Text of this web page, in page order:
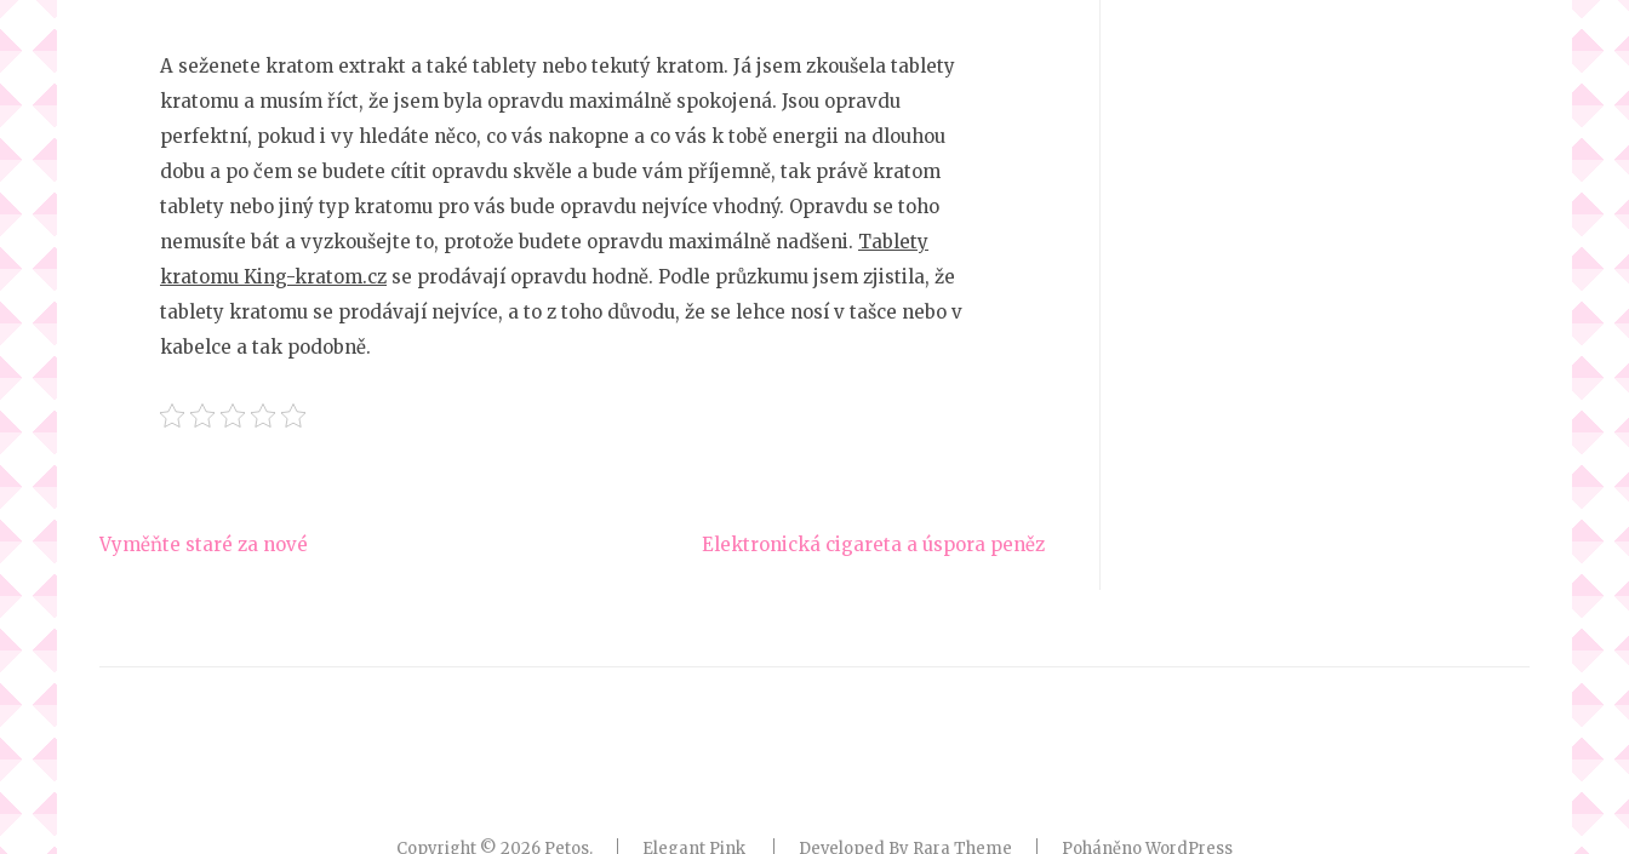
A seženete kratom extrakt a také tablety nebo tekutý kratom. Já jsem zkoušela tablety
kratomu a musím říct, že jsem byla opravdu maximálně spokojená. Jsou opravdu
perfektní, pokud i vy hledáte něco, co vás nakopne a co vás k tobě energii na dlouhou
dobu a po čem se budete cítit opravdu skvěle a bude vám příjemně, tak právě kratom
tablety nebo jiný typ kratomu pro vás bude opravdu nejvíce vhodný. Opravdu se toho
nemusíte bát a vyzkoušejte to, protože budete opravdu maximálně nadšeni. Tablety
kratomu King-kratom.cz se prodávají opravdu hodně. Podle průzkumu jsem zjistila, že
tablety kratomu se prodávají nejvíce, a to z toho důvodu, že se lehce nosí v tašce nebo v
kabelce a tak podobně.
Navigace
Vyměňte staré za nové Elektronická cigareta a úspora peněz
Copyright © 2026 Petos. Elegant Pink Developed By Rara Theme PoháněnoWordPress